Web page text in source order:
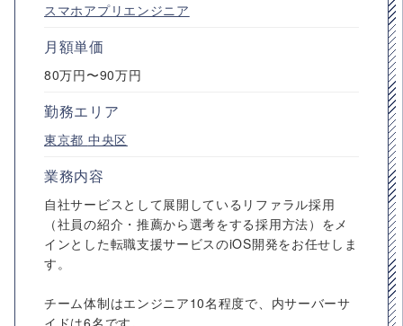
スマホアプリエンジニア
月額単価
80万円〜90万円
勤務エリア
東京都 中央区
業務内容
自社サービスとして展開しているリファラル採用
（社員の紹介・推薦から選考をする採用方法）をメ
インとした転職支援サービスのiOS開発をお任せしま
す。
チーム体制はエンジニア10名程度で、内サーバーサ
イドは6名です。